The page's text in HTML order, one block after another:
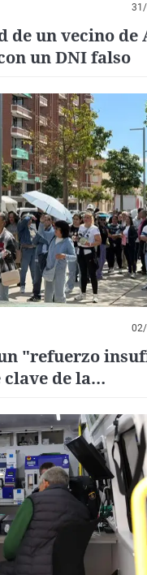
de un vecino de
un DNI falso
"refuerzo
de la
de la realidad